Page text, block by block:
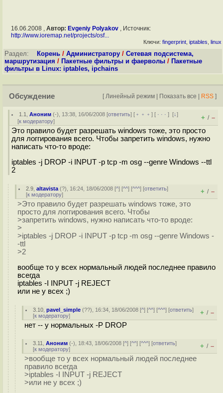
16.06.2008 , Автор: Evgeniy Polyakov, Источник:
http://www.ioremap.net/projects/osf...
Ключи: fingerprint iptables linux
Раздел: Корень / Администратору / Сетевая подсистема,
маршрутизация / Пакетные фильтры и фаерволы / Пакетные
фильтры в Linux: iptables, ipchains
Обсуждение [ Линейный режим | Показать все | RSS ]
1.1 ,Аноним (-), 13:38, 16/06/2008 [ответить] [ ﹢﹢﹢] [ · · ·][↓]
[к модератору] + / –
Это правило будет разрешать windows тоже, это просто
для логгирования всего. Чтобы запретить windows, нужно
написать что-то вроде:
iptables -j DROP -i INPUT -p tcp -m osg --genre Windows --ttl
2
2.9 ,altavista (?), 16:24, 18/06/2008 [^] [^^] [^^^] [ответить]
[к модератору] + / –
>Это правило будет разрешать windows тоже, это
просто для логгирования всего. Чтобы
>запретить windows, нужно написать что-то вроде:
>
>iptables -j DROP -i INPUT -p tcp -m osg --genre Windows -
-ttl
>2
вообще то у всех нормальный людей последнее правило
всегда
iptables -I INPUT -j REJECT
или не у всех ;)
3.10 ,pavel_simple (??), 16:34, 18/06/2008 [^] [^^] [^^^] [ответить]
[к модератору] + / –
нет -- у нормальных -P DROP
3.11 ,Аноним (-), 18:43, 18/06/2008 [^] [^^] [^^^] [ответить]
[к модератору] + / –
>вообще то у всех нормальный людей последнее
правило всегда
>iptables -I INPUT -j REJECT
>или не у всех ;)